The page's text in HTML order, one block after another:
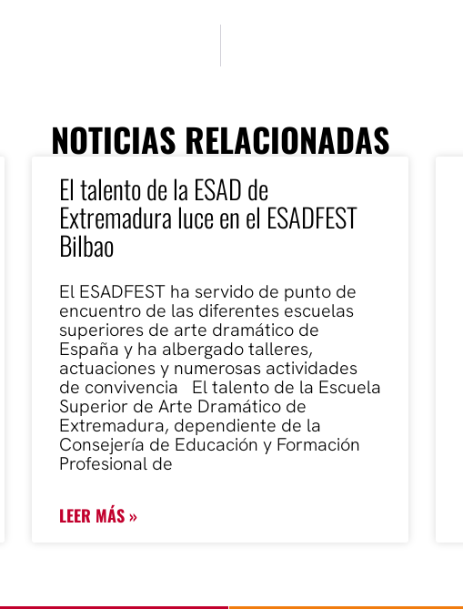
NOTICIAS RELACIONADAS
El talento de la ESAD de
Extremadura luce en el ESADFEST
Bilbao
El ESADFEST ha servido de punto de
encuentro de las diferentes escuelas
superiores de arte dramático de
España y ha albergado talleres,
actuaciones y numerosas actividades
de convivencia El talento de la Escuela
Superior de Arte Dramático de
Extremadura, dependiente de la
Consejería de Educación y Formación
Profesional de
LEER MÁS »